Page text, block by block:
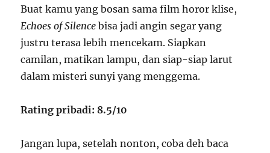
Buat kamu yang bosan sama film horor klise,
Echoes of Silence bisa jadi angin segar yang
justru terasa lebih mencekam. Siapkan
camilan, matikan lampu, dan siap-siap larut
dalam misteri sunyi yang menggema.
Rating pribadi: 8.5/10
Jangan lupa, setelah nonton, coba deh baca